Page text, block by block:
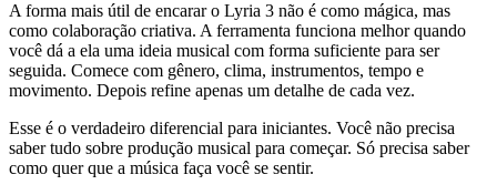
A forma mais útil de encarar o Lyria 3 não é como mágica, mas
como colaboração criativa. A ferramenta funciona melhor quando
você dá a ela uma ideia musical com forma suficiente para ser
seguida. Comece com gênero, clima, instrumentos, tempo e
movimento. Depois refine apenas um detalhe de cada vez.
Esse é o verdadeiro diferencial para iniciantes. Você não precisa
saber tudo sobre produção musical para começar. Só precisa saber
como quer que a música faça você se sentir.